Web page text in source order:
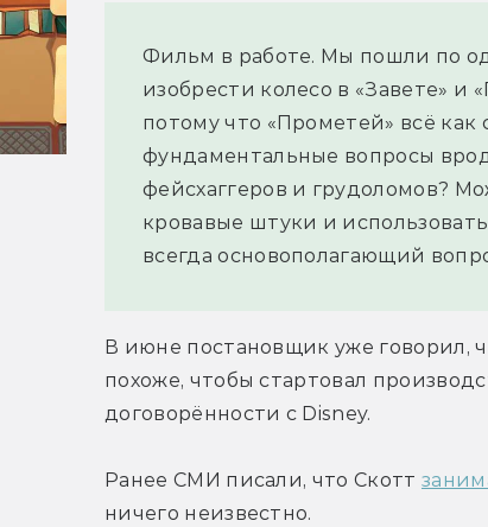
Фильм в работе. Мы пошли по
изобрести колесо в «Завете»
потому что «Прометей» всё
фундаментальные вопросы
фейсхаггеров и грудоломов?
кровавые штуки и
всегда основополагающий
В июне постановщик уже говорил,
похоже, чтобы стартовал
договорённости с Disney.
Ранее СМИ писали, что Скотт
ничего неизвестно.